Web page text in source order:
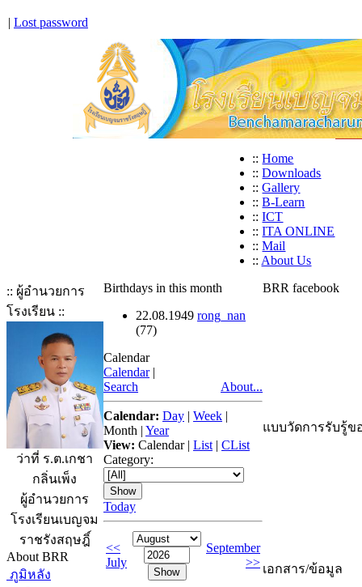
| Lost password
:: Home
:: Downloads
:: Gallery
:: B-Learn
:: ICT
:: ITA ONLINE
:: Mail
:: About Us
:: ผู้อำนวยการ
โรงเรียน ::
ว่าที่ ร.ต.เกชา
กลิ่นเพ็ง
ผู้อำนวยการ
โรงเรียนเบญจม
ราชรังสฤษฎิ์
About BRR
ภูมิหลัง
Birthdays in this month
22.08.1949 rong_nan
(77)
Calendar
Calendar |
Search
About...
Calendar: Day | Week |
Month | Year
View: Calendar| List | CList
Category:
Today
<<
July
September
>>
BRR facebook
แบบวัดการรับรู้ข
เอกสาร/ข้อมูล